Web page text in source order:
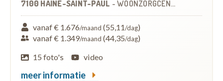
7100 HAINE-SAINT-PAUL - WOONZORGCENTRUM (WZC)
vanaf € 1.676/maand (55,11/dag)
vanaf € 1.349/maand (44,35/dag)
15 foto's
video
meer informatie